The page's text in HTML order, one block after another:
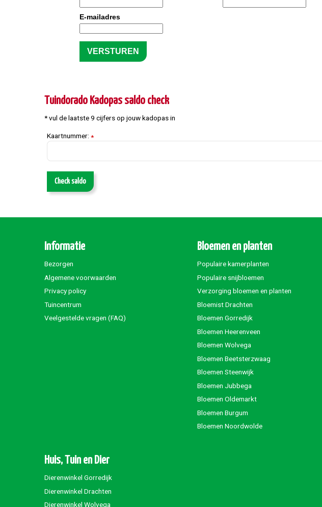
E-mailadres
Tuindorado Kadopas saldo check
* vul de laatste 9 cijfers op jouw kadopas in
Kaartnummer: *
Check saldo
Informatie
Bezorgen
Algemene voorwaarden
Privacy policy
Tuincentrum
Veelgestelde vragen (FAQ)
Bloemen en planten
Populaire kamerplanten
Populaire snijbloemen
Verzorging bloemen en planten
Bloemist Drachten
Bloemen Gorredijk
Bloemen Heerenveen
Bloemen Wolvega
Bloemen Beetsterzwaag
Bloemen Steenwijk
Bloemen Jubbega
Bloemen Oldemarkt
Bloemen Burgum
Bloemen Noordwolde
Huis, Tuin en Dier
Dierenwinkel Gorredijk
Dierenwinkel Drachten
Dierenwinkel Wolvega